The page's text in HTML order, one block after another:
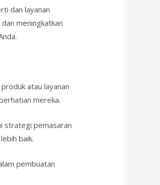
dan layanan
meningkatkan
atau layanan
mereka.
strategi pemasaran
baik.
pembuatan